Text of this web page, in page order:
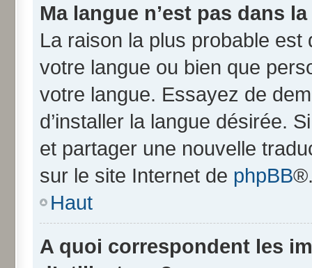
Ma langue n’est pas dans
La raison la plus probable est
votre langue ou bien que
votre langue. Essayez de
d’installer la langue désirée.
et partager une nouvelle
sur le site Internet de phpBB
Haut
A quoi correspondent les